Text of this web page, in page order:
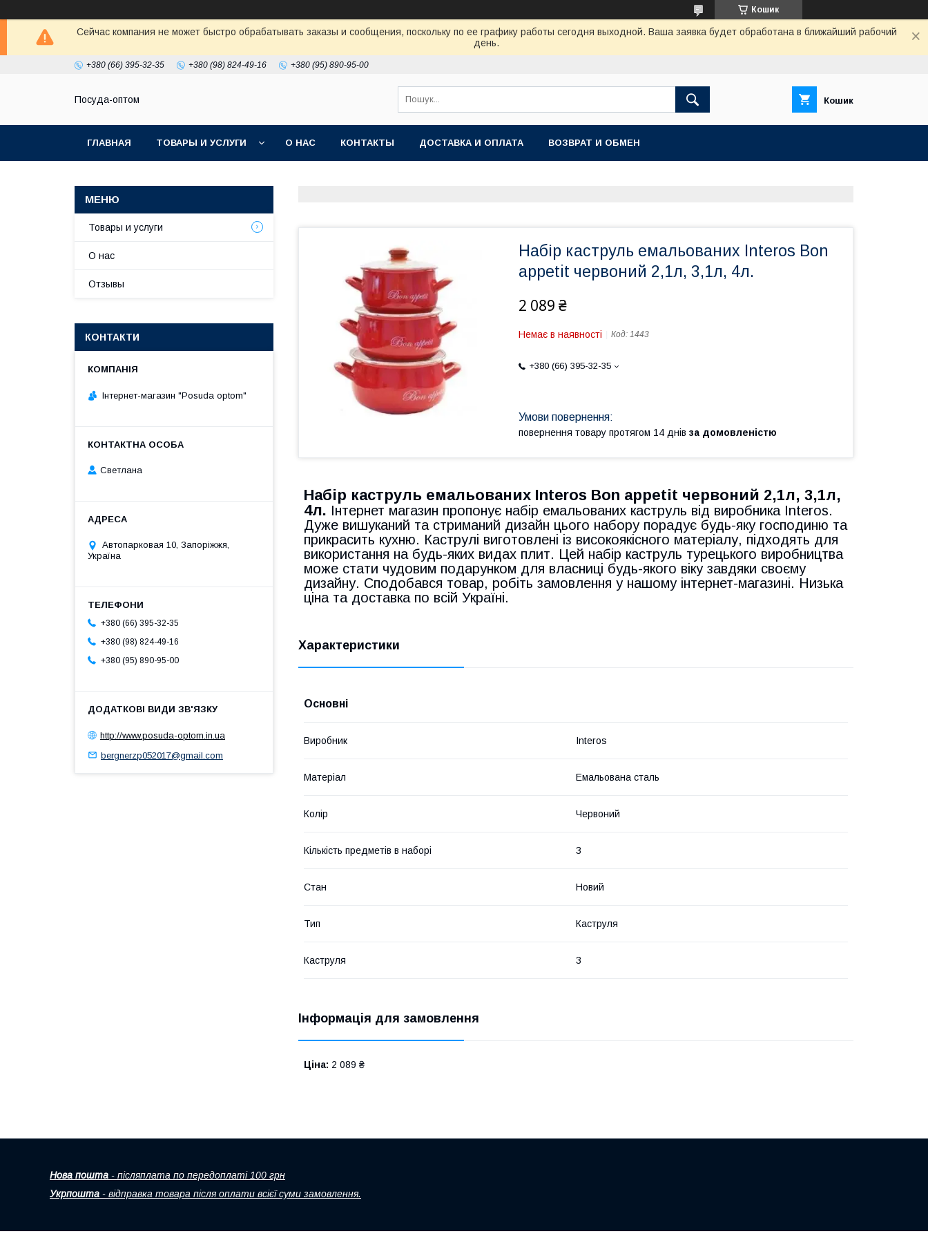
Кошик
Сейчас компания не может быстро обрабатывать заказы и сообщения, поскольку по ее графику работы сегодня выходной. Ваша заявка будет обработана в ближайший рабочий
день.
+380 (66) 395-32-35 +380 (98) 824-49-16 +380 (95) 890-95-00
Посуда-оптом Кошик
ГЛАВНАЯ ТОВАРЫ И УСЛУГИ О НАС КОНТАКТЫ ДОСТАВКА И ОПЛАТА ВОЗВРАТ И ОБМЕН
Набір каструль емальованих Interos Bon
appetit червоний 2,1л, 3,1л, 4л.
2 089 ₴
Немає в наявності Код: 1443
+380 (66) 395-32-35
повернення товару протягом 14 днів за домовленістю
Набір каструль емальованих Interos Bon appetit червоний 2,1л, 3,1л,
4л. Інтернет магазин пропонує набір емальованих каструль від виробника Interos.
Дуже вишуканий та стриманий дизайн цього набору порадує будь-яку господиню та
прикрасить кухню. Каструлі виготовлені із високоякісного матеріалу, підходять для
використання на будь-яких видах плит. Цей набір каструль турецького виробництва
може стати чудовим подарунком для власниці будь-якого віку завдяки своєму
дизайну. Сподобався товар, робіть замовлення у нашому інтернет-магазині. Низька
ціна та доставка по всій Україні.
Характеристики
Основні
Виробник Interos
Матеріал Емальована сталь
Колір Червоний
Кількість предметів в наборі 3
Стан Новий
Тип Каструля
Каструля 3
Інформація для замовлення
Ціна: 2 089 ₴
Товары и услуги
О нас
Отзывы
КОНТАКТИ
Інтернет-магазин "Posuda optom"
Светлана
Автопарковая 10, Запоріжжя,
Україна
+380 (66) 395-32-35
+380 (98) 824-49-16
+380 (95) 890-95-00
http://www.posuda-optom.in.ua
bergnerzp052017@gmail.com
Нова пошта - післяплата по передоплаті 100 грн
Укрпошта - відправка товара після оплати всієї суми замовлення.